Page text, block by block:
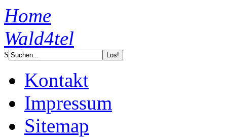
Home
Wald4tel
S
Kontakt
Impressum
Sitemap